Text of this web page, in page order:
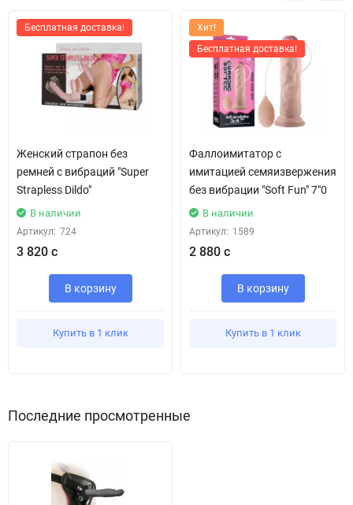
Бесплатная доставка!
Женский страпон без
ремней с вибраций "Super
Strapless Dildo"
В наличии
Артикул: 724
3 820 с
В корзину
Купить в 1 клик
Хит!
Бесплатная доставка!
Фаллоимитатор с
имитацией семяизвержения
без вибрации "Soft Fun" 7"0
В наличии
Артикул: 1589
2 880 с
В корзину
Купить в 1 клик
Последние просмотренные